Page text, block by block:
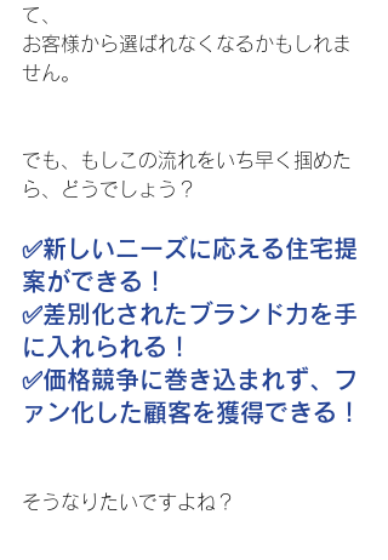
て、
お客様から選ばれなくなるかもしれま
せん。
でも、もしこの流れをいち早く掴めた
ら、どうでしょう？
✅️新しいニーズに応える住宅提
案ができる！
✅️差別化されたブランド力を手
に入れられる！
✅️価格競争に巻き込まれず、フ
ァン化した顧客を獲得できる！
そうなりたいですよね？